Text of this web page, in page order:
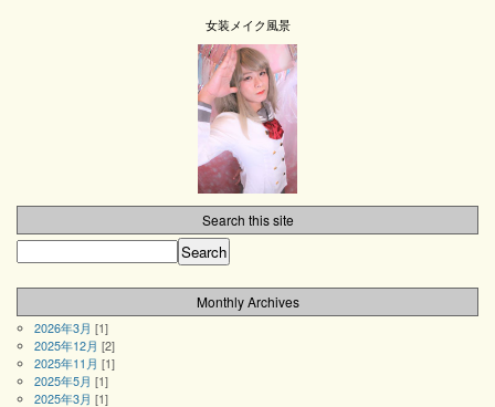
女装メイク風景
Search this site
Monthly Archives
2026年3月 [1]
2025年12月 [2]
2025年11月 [1]
2025年5月 [1]
2025年3月 [1]